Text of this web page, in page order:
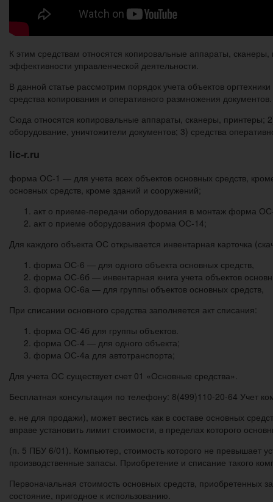
К этим средствам относятся копировальные аппараты,
эффективности управленческой деятельности.
В данной статье рассмотрим порядок учета объектов
средства копирования и оперативного размножения документов.
Сюда относятся копировальные аппараты, сканеры, принтеры;
оборудование, уничтожители документов; 3) средства
lic-r.ru
форма ОС-1 — для учета всех объектов основных средств,
основных средств, кроме зданий и сооружений;
акт о приеме-передачи оборудования в монтаж форма
акт о приеме оборудования форма ОС-14;
Для каждого объекта ОС открывается инвентарная карточка
форма ОС-6 — для одного объекта основных средств,
форма ОС-6б — инвентарная книга учета объектов
форма ОС-6а — для группы объектов основных средств,
При списании основного средства заполняется акт списания:
форма ОС-4б для группы объектов.
форма ОС-4 — для одного объекта;
форма ОС-4а для автотранспорта;
Для учета ОС существует счет 01 «Основные средства».
Бесплатная консультация по телефону: 8(499)110-20-64 Учет
е. не для продажи), может вестись как в составе основных
вправе установить лимит стоимости, в пределах которого
(п. 5 ПБУ 6/01). Компьютер, стоимость которого не превышает
производственные запасы. Приобретение и списание такого
Первоначальная стоимость основных средств, приобретенных
состояние, пригодное к использованию.